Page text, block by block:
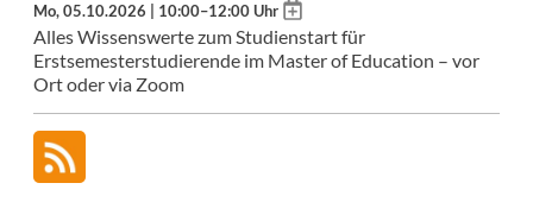
Mo, 05.10.2026 | 10:00–12:00 Uhr Add
calendar
Alles Wissenswerte zum Studienstart für
Erstsemesterstudierende im Master of Education – vor
Ort oder via Zoom